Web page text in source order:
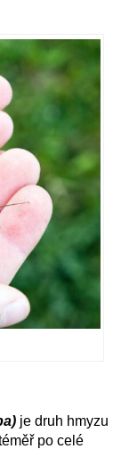
je druh hmyzu
po celé